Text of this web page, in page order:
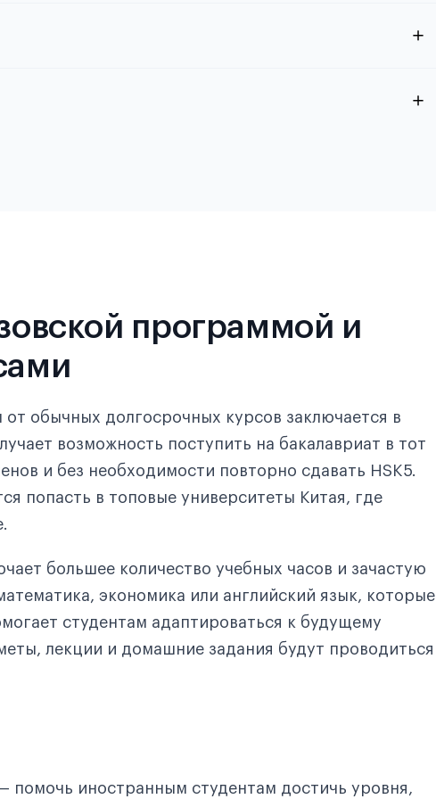
и условиях выезда
программой и
обычных долгосрочных курсов заключается в
возможность поступить на бакалавриат в тот
и без необходимости повторно сдавать HSK5.
попасть в топовые университеты Китая, где
большее количество учебных часов и зачастую
экономика или английский язык, которые
студентам адаптироваться к будущему
лекции и домашние задания будут проводиться
помочь иностранным студентам достичь уровня,